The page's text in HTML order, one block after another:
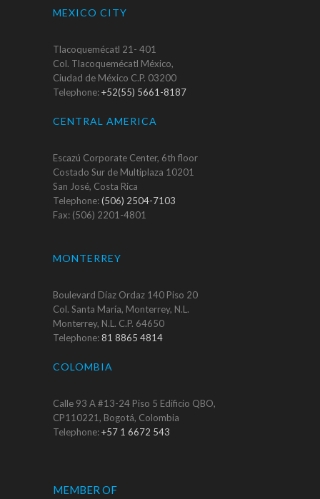
MEXICO CITY
Tlacoquemécatl 21- 401
Col. Tlacoquemécatl México,
Ciudad de México C.P. 03200
Telephone:+52(55) 5661-8187
CENTRAL AMERICA
Escazú Corporate Center, 6th floor
Costado Sur de Multiplaza 10201
San José, Costa Rica
Telephone:(506) 2504-7103
Fax: (506) 2201-4801
MONTERREY
Boulevard Díaz Ordaz 140 Piso 20
Col. Santa María, Monterrey, N.L.
Monterrey, N.L. C.P. 64650
Telephone:81 8865 4814
COLOMBIA
Calle 93 A #13-24 Piso 5 Edificio QBO,
CP110221, Bogotá, Colombia
Telephone:+57 1 6672 543
MEMBER OF